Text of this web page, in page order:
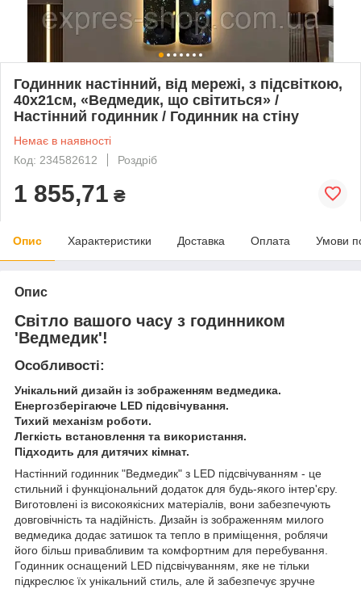
Годинник настінний, від мережі, з підсвіткою,
40x21см, «Ведмедик, що світиться» /
Настінний годинник / Годинник на стіну
Немає в наявності
Код: 234582612
Роздріб
1 855,71 ₴
Опис Характеристики Доставка Оплата Умови
Опис
Світло вашого часу з годинником
'Ведмедик'!
Особливості:
Унікальний дизайн із зображенням ведмедика.
Енергозберігаюче LED підсвічування.
Тихий механізм роботи.
Легкість встановлення та використання.
Підходить для дитячих кімнат.
Настінний годинник "Ведмедик" з LED підсвічуванням - це
стильний і функціональний додаток для будь-якого інтер'єру.
Виготовлені із високоякісних матеріалів, вони забезпечують
довговічність та надійність. Дизайн із зображенням милого
ведмедика додає затишок та тепло в приміщення, роблячи
його більш привабливим та комфортним для перебування.
Годинник оснащений LED підсвічуванням, яке не тільки
підкреслює їх унікальний стиль, але й забезпечує зручне